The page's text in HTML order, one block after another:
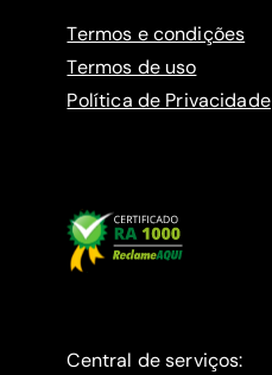
Termos e condições
Termos de uso
Política de Privacidade
Central de serviços: